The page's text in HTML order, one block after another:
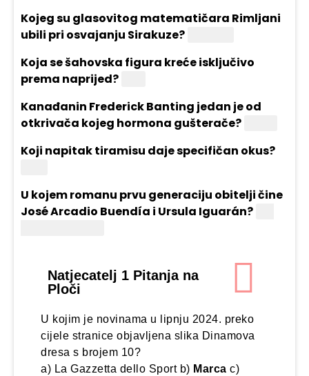
Kojeg su glasovitog matematičara Rimljani
ubili pri osvajanju Sirakuze?
Koja se šahovska figura kreće isključivo
prema naprijed?
Kanađanin Frederick Banting jedan je od
otkrivača kojeg hormona gušterače?
Koji napitak tiramisu daje specifičan okus?
U kojem romanu prvu generaciju obitelji čine
José Arcadio Buendía i Ursula Iguarán?
Natjecatelj 1 Pitanja na
Ploči
U kojim je novinama u lipnju 2024. preko
cijele stranice objavljena slika Dinamova
dresa s brojem 10?
a) La Gazzetta dello Sport b) Marca c)